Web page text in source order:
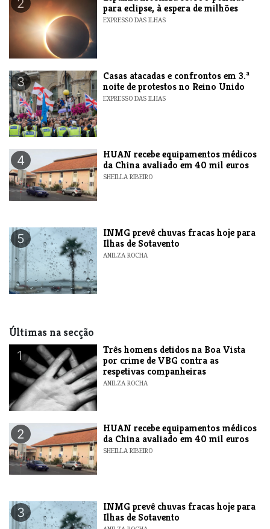
2
para eclipse, à espera de milhões
EXPRESSO DAS ILHAS
3
Casas atacadas e confrontos em 3.ª
noite de protestos no Reino Unido
EXPRESSO DAS ILHAS
4
HUAN recebe equipamentos médicos
da China avaliado em 40 mil euros
SHEILLA RIBEIRO
5
INMG prevê chuvas fracas hoje para
Ilhas de Sotavento
ANILZA ROCHA
Últimas na secção
1
Três homens detidos na Boa Vista
por crime de VBG contra as
respetivas companheiras
ANILZA ROCHA
2
HUAN recebe equipamentos médicos
da China avaliado em 40 mil euros
SHEILLA RIBEIRO
3
INMG prevê chuvas fracas hoje para
Ilhas de Sotavento